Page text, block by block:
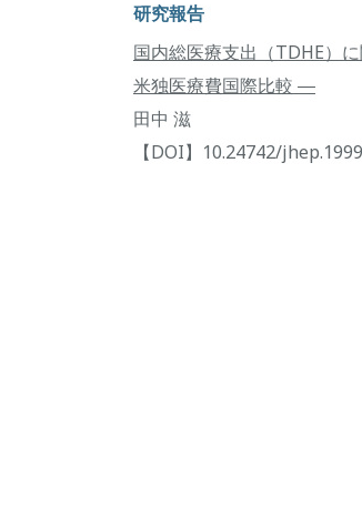
研究報告
国内総医療支出（TDHE）
米独医療費国際比較 ―
田中 滋
【DOI】10.24742/